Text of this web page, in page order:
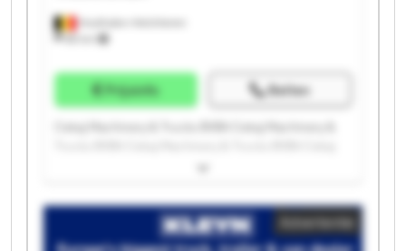
Houthalen-Helchteren
88 km
Prijsinfo Bellen
Machinery & Trucks BVBA Cekaj Machinery & Trucks
Machinery & Trucks BVBA Cekaj Machinery & Trucks
BVBA Cekaj Machinery & Trucks BVBA Cekaj
Machinery & Trucks BVBA Cekaj Machinery & Trucks
Advertentie